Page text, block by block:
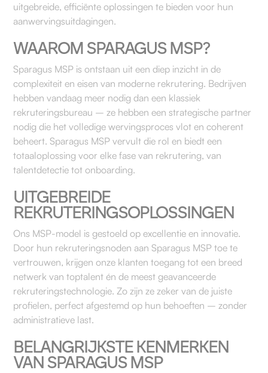
uitgebreide, efficiënte oplossingen te bieden voor hun
aanwervingsuitdagingen.
WAAROM SPARAGUS MSP?
Sparagus MSP is ontstaan uit een diep inzicht in de
complexiteit en eisen van moderne rekrutering. Bedrijven
hebben vandaag meer nodig dan een klassiek
rekruteringsbureau – ze hebben een strategische partner
nodig die het volledige wervingsproces vlot en coherent
beheert. Sparagus MSP vervult die rol en biedt een
totaaloplossing voor elke fase van rekrutering, van
talentdetectie tot onboarding.
UITGEBREIDE
REKRUTERINGSOPLOSSINGEN
Ons MSP-model is gestoeld op excellentie en innovatie.
Door hun rekruteringsnoden aan Sparagus MSP toe te
vertrouwen, krijgen onze klanten toegang tot een breed
netwerk van toptalent én de meest geavanceerde
rekruteringstechnologie. Zo zijn ze zeker van de juiste
profielen, perfect afgestemd op hun behoeften – zonder
administratieve last.
BELANGRIJKSTE KENMERKEN
VAN SPARAGUS MSP